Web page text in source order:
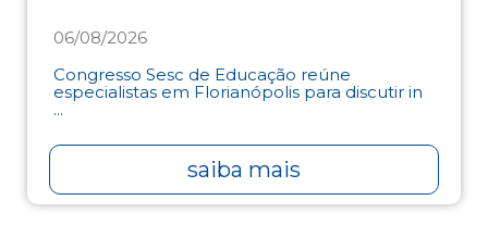
06/08/2026
Congresso Sesc de Educação reúne
especialistas em Florianópolis para discutir in
...
saiba mais